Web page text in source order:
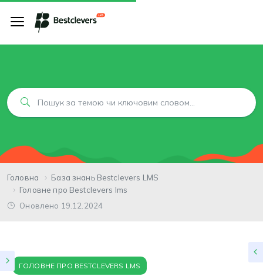
Головна
База знань Bestclevers LMS
Головне про Bestclevers lms
Оновлено 19.12.2024
ГОЛОВНЕ ПРО BESTCLEVERS LMS